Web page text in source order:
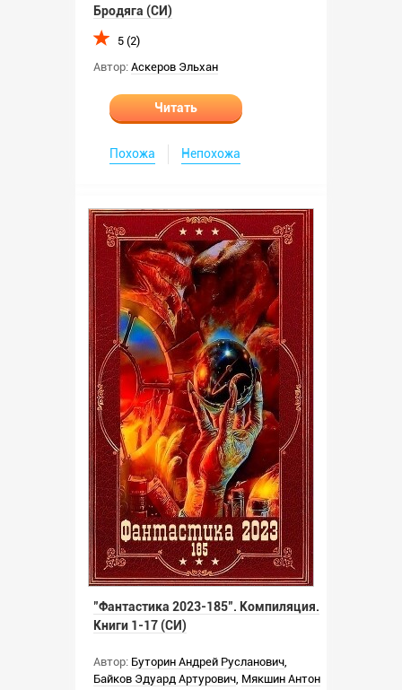
Бродяга (СИ)
5 (2)
Автор: Аскеров Эльхан
Читать
Похожа Непохожа
"Фантастика 2023-185". Компиляция.
Книги 1-17 (СИ)
Автор: Буторин Андрей Русланович,
Байков Эдуард Артурович, Мякшин Антон